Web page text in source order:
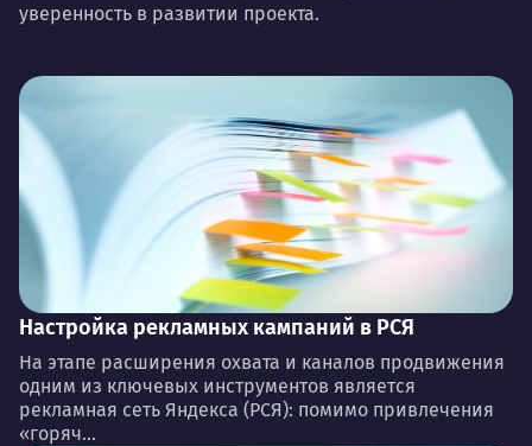
уверенность в развитии проекта.
Настройка рекламных кампаний в РСЯ
На этапе расширения охвата и каналов продвижения
одним из ключевых инструментов является
рекламная сеть Яндекса (РСЯ): помимо привлечения
«горяч...